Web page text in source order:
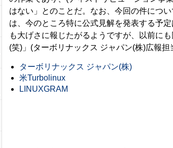
はない」とのことだ。なお、今回の件につ
は、今のところ特に公式見解を発表する予
も大げさに報じたがるようですが、以前に
(笑)」(ターボリナックス ジャパン(株)広報担
ターボリナックス ジャパン(株)
米Turbolinux
LINUXGRAM